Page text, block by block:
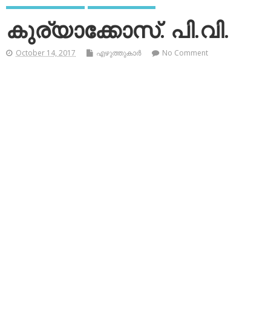
കുര്യാക്കോസ്. പി.വി.
October 14, 2017 എഴുത്തുകാര്‍ No Comment